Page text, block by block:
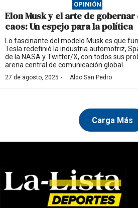
OPINIÓN
Elon Musk y el arte de gobernar
caos: Un espejo para la política
Lo fascinante del modelo Musk es que
Tesla redefinió la industria automotriz,
de la NASA y Twitter/X, con todos sus
arena central de comunicación global.
27 de agosto, 2025 · Aldo San Pedro
Carga Más